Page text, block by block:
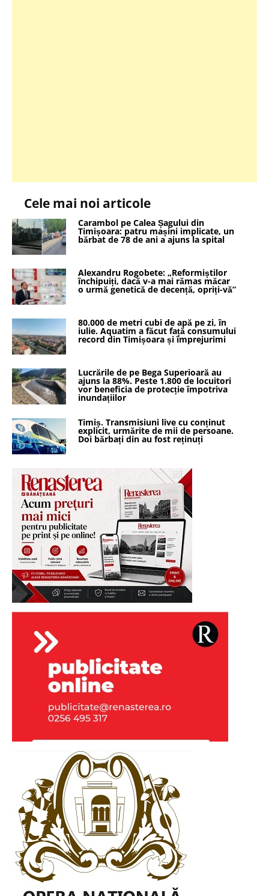
Cele mai noi articole
Carambol pe Calea Șagului din
Timișoara: patru mașini implicate, un
bărbat de 78 de ani a ajuns la spital
Alexandru Rogobete: „Reformiștilor
închipuiți, dacă v-a mai rămas măcar
o urmă genetică de decență, opriți-vă”
80.000 de metri cubi de apă pe zi, în
iulie. Aquatim a făcut față consumului
record din Timișoara și împrejurimi
Lucrările de pe Bega Superioară au
ajuns la 88%. Peste 1.800 de locuitori
vor beneficia de protecție împotriva
inundațiilor
Timiș. Transmisiuni live cu conținut
explicit, urmărite de mii de persoane.
Doi bărbați din au fost reținuți